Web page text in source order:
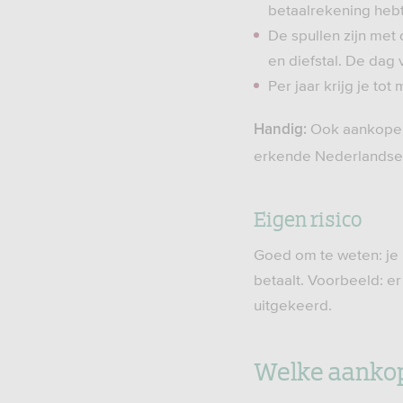
betaalrekening
De spullen zijn
en diefstal. De dag
Per jaar krijg je tot
Handig: Ook
erkende
Eigen risico
Goed om te weten:
betaalt. Voorbeeld:
uitgekeerd.
Welke